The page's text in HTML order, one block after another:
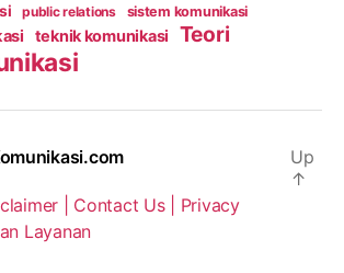
public relations sistem komunikasi
teknik komunikasi Teori
| Contact Us | Privacy
Layanan
Up
↑